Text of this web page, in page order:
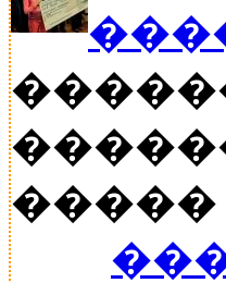
�����